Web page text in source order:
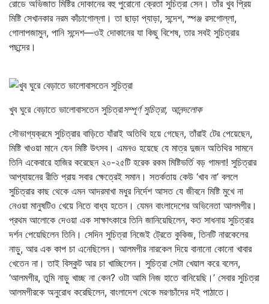
রোডে অভিজাত মিষ্টির দোকানের বহু পুরোনো ক্রেতা সুচিত্রা সেন। তাঁর খুব প্রিয়
মিষ্টি সেখানকার নরম কাঁচাগোল্লা। তা ছাড়া প্যাড়া, সন্দেশ, স্পঞ্জ রসগোল্লা,
গোলাপজামুন, পানি সন্দেশ—ওই দোকানের যা কিছু বিশেষ, তার সবই সুচিত্রার
পছন্দের।
খুব ঘুরে বেড়াতে ভালোবাসতেন সুচিত্রাসম্পূর্ণ সুচিত্রা, আনন্দলোক
সৌভাগ্যক্রমে সুচিত্রার বাড়িতে যাঁরাই অতিথি হয়ে গেছেন, তাঁরাই টের পেয়েছেন,
মিষ্টি খাওয়া মানে যেন মিষ্টি উৎসব। এমনও হয়েছে যে মাত্র দুজন অতিথির সামনে
তিনি একেবারে হাজির করেছেন ২০-২৫টি হরেক রকম মিষ্টিভর্তি বড় গামলা! সুচিত্রার
আপ্যায়নের রীতি প্রায় সবার ক্ষেত্রেই সমান। সতর্কতায় কেউ ‘খাব না’ বললে
সুচিত্রার কাছ থেকে এমন আদরমাখা মধুর নির্দেশ আসত যে জীবনে মিষ্টি মুখে না
নেওয়া মানুষটিও খেয়ে নিতে বাধ্য হতেন। যেমন বাংলাদেশের অভিনেতা আলমগীর।
প্রথম আলোকে দেওয়া এক সাক্ষাৎকারে তিনি জানিয়েছিলেন, কত সাধনায় সুচিত্রার
দর্শন পেয়েছিলেন তিনি। সেদিন সুচিত্রা নিজেই ট্রেতে কুকিজ, তিনটি নারকেলের
নাড়ু, আর এক কাপ চা এনেছিলেন। আলমগীর নারকেল দিয়ে বানানো কোনো খাবার
খেতেন না। তাই বিস্কুট আর চা খাচ্ছিলেন। সুচিত্রা সেটা খেয়াল করে বলেন,
‘আলমগীর, তুমি নাড়ু খাচ্ছ না কেন? ওটা আমি নিজ হাতে বানিয়েছি।’ সেবার সুচিত্রা
আলমগীরকে অনুরোধ করেছিলেন, বাংলাদেশ থেকে মরণচাঁদের দই পাঠাতে।